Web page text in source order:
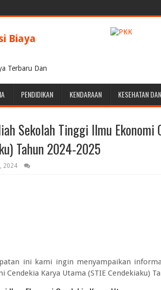
Biaya
Terbaru Dan
PENDIDIKAN KENDARAAN KESEHATAN
Sekolah Tinggi Ilmu Ekonomi
Tahun 2024-2025
2024
ini kami ingin menyampaikan
Cendekia Karya Utama (STIE Cendekiaku)